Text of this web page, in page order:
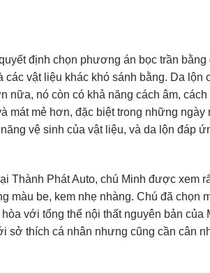
định chọn phương án bọc trần bằng
vật liệu khác khó sánh bằng. Da lộn
nữa, nó còn có khả năng cách âm, cách
mát mẻ hơn, đặc biệt trong những ngày
vệ sinh của vật liệu, và da lộn đáp
Thành Phát Auto, chú Minh được xem
màu be, kem nhẹ nhàng. Chú đã chọn
với tổng thể nội thất nguyên bản của
sở thích cá nhân nhưng cũng cần cân